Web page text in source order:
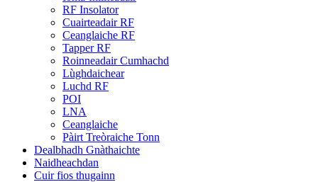
RF Insolator
Cuairteadair RF
Ceanglaiche RF
Tapper RF
Roinneadair Cumhachd
Lùghdaichear
Luchd RF
POI
LNA
Ceanglaiche
Pàirt Treòraiche Tonn
Dealbhadh Gnàthaichte
Naidheachdan
Cuir fios thugainn